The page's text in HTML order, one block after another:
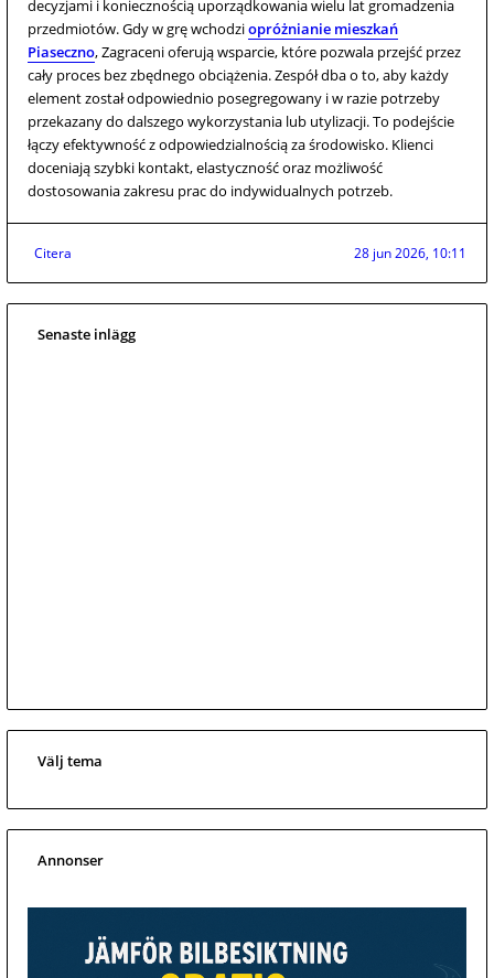
decyzjami i koniecznością uporządkowania wielu lat gromadzenia
przedmiotów. Gdy w grę wchodziopróżnianie mieszkań
Piaseczno, Zagraceni oferują wsparcie, które pozwala przejść przez
cały proces bez zbędnego obciążenia. Zespół dba o to, aby każdy
element został odpowiednio posegregowany i w razie potrzeby
przekazany do dalszego wykorzystania lub utylizacji. To podejście
łączy efektywność z odpowiedzialnością za środowisko. Klienci
doceniają szybki kontakt, elastyczność oraz możliwość
dostosowania zakresu prac do indywidualnych potrzeb.
Citera 28 jun 2026, 10:11
Senaste inlägg
Välj tema
Annonser